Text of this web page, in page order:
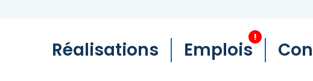
Réalisations Emplois
!